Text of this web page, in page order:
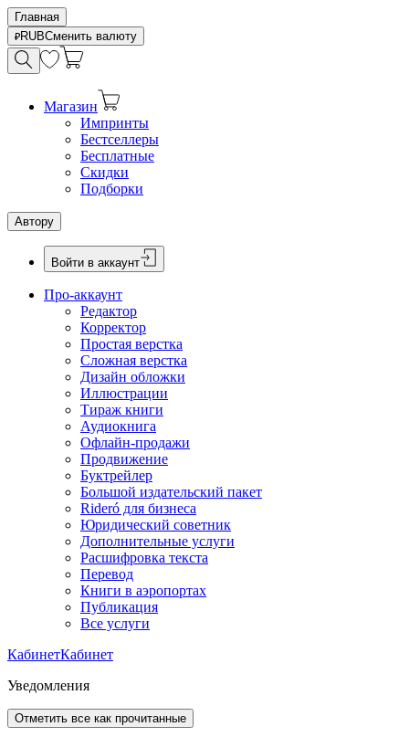
Главная
RUBСменить валюту
Магазин
Импринты
Бестселлеры
Бесплатные
Скидки
Подборки
Автору
Войти в аккаунт
Про-аккаунт
Редактор
Корректор
Простая верстка
Сложная верстка
Дизайн обложки
Иллюстрации
Тираж книги
Аудиокнига
Офлайн-продажи
Продвижение
Буктрейлер
Большой издательский пакет
Rideró для бизнеса
Юридический советник
Дополнительные услуги
Расшифровка текста
Перевод
Книги в аэропортах
Публикация
Все услуги
КабинетКабинет
Уведомления
Отметить все как прочитанные